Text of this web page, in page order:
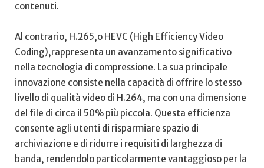
contenuti.
Al contrario, H.265,o HEVC (High Efficiency Video
Coding),rappresenta un avanzamento significativo ​
nella tecnologia di compressione. La sua principale
innovazione consiste ‍nella capacità di offrire lo stesso
⁤livello di qualità video di H.264, ma ⁤con ⁣una⁣ dimensione
del ⁢file di circa‌ il 50% ⁣più piccola. Questa efficienza
consente​ agli utenti di risparmiare spazio di⁢
archiviazione e di ridurre i‍ requisiti ​di larghezza di
banda, ‍rendendolo​ particolarmente vantaggioso per la